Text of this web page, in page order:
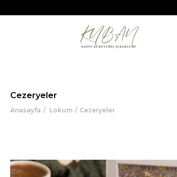
Cezeryeler
Anasayfa Lokum Cezeryeler